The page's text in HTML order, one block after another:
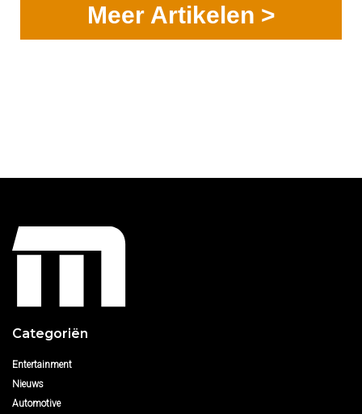
Meer Artikelen >
Categoriën
Entertainment
Nieuws
Automotive